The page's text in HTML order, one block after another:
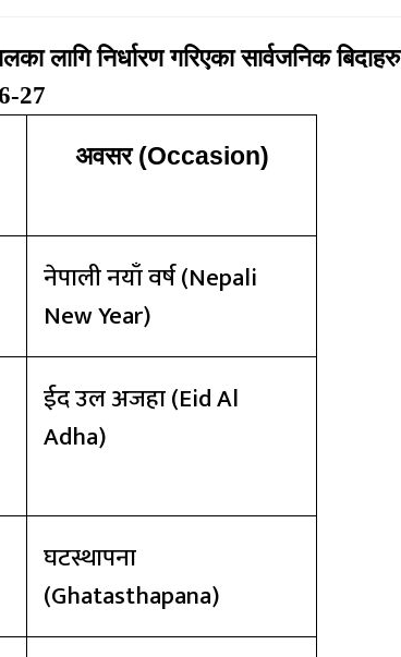
लागि निर्धारण गरिएका सार्वजनिक बिदाहरु
27
अवसर(Occasion)
नेपाली नयाँ वर्ष(Nepali
New Year)
ईद उल अजहा(Eid Al
Adha)
घटस्थापना
(Ghatasthapana)